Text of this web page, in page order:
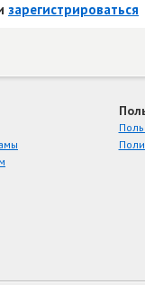
зарегистрироваться